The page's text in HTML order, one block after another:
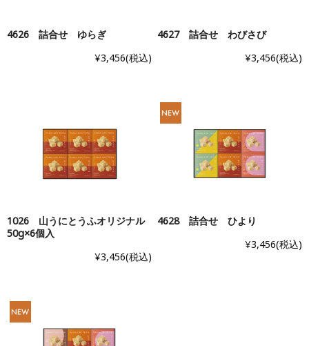
4626 詰合せ ゆらぎ
¥3,456(税込)
4627 詰合せ わびさび
¥3,456(税込)
1026 山うにとうふオリジナル
50g×6個入
¥3,456(税込)
4628 詰合せ ひより
¥3,456(税込)